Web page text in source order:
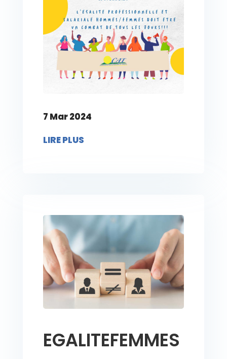
7 Mar 2024
LIRE PLUS
EGALITEFEMMES